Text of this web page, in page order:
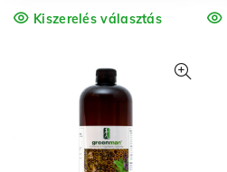
Kiszerelés választás